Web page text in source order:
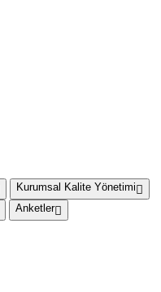
Kurumsal Kalite Yönetimi
Anketler